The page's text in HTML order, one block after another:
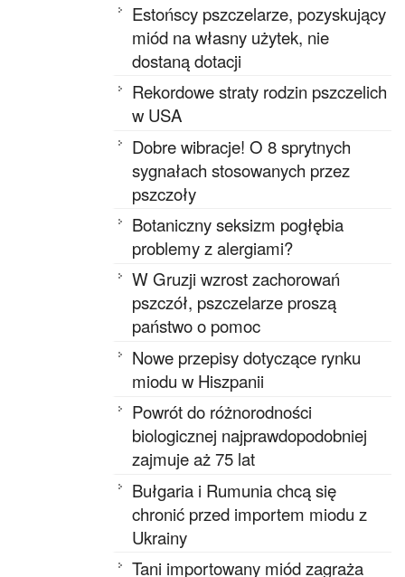
Estońscy pszczelarze, pozyskujący
miód na własny użytek, nie
dostaną dotacji
Rekordowe straty rodzin pszczelich
w USA
Dobre wibracje! O 8 sprytnych
sygnałach stosowanych przez
pszczoły
Botaniczny seksizm pogłębia
problemy z alergiami?
W Gruzji wzrost zachorowań
pszczół, pszczelarze proszą
państwo o pomoc
Nowe przepisy dotyczące rynku
miodu w Hiszpanii
Powrót do różnorodności
biologicznej najprawdopodobniej
zajmuje aż 75 lat
Bułgaria i Rumunia chcą się
chronić przed importem miodu z
Ukrainy
Tani importowany miód zagraża